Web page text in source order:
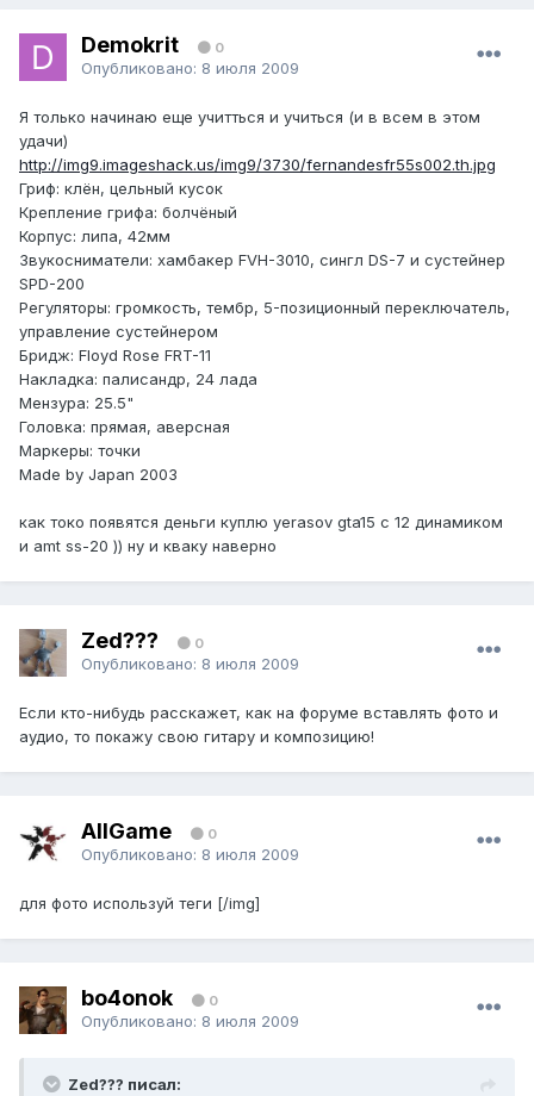
Demokrit 0
Опубликовано: 8 июля 2009
Я только начинаю еще учитться и учиться (и в всем в этом
удачи)
http://img9.imageshack.us/img9/3730/fernandesfr55s002.th.jpg
Гриф: клён, цельный кусок
Крепление грифа: болчёный
Корпус: липа, 42мм
Звукосниматели: хамбакер FVH-3010, сингл DS-7 и сустейнер
SPD-200
Регуляторы: громкость, тембр, 5-позиционный переключатель,
управление сустейнером
Бридж: Floyd Rose FRT-11
Накладка: палисандр, 24 лада
Мензура: 25.5"
Головка: прямая, аверсная
Маркеры: точки
Made by Japan 2003
как токо появятся деньги куплю yerasov gta15 с 12 динамиком
и amt ss-20 )) ну и кваку наверно
Zed??? 0
Опубликовано: 8 июля 2009
Если кто-нибудь расскажет, как на форуме вставлять фото и
аудио, то покажу свою гитару и композицию!
AllGame 0
Опубликовано: 8 июля 2009
для фото используй теги [/img]
bo4onok 0
Опубликовано: 8 июля 2009
Zed??? писал: